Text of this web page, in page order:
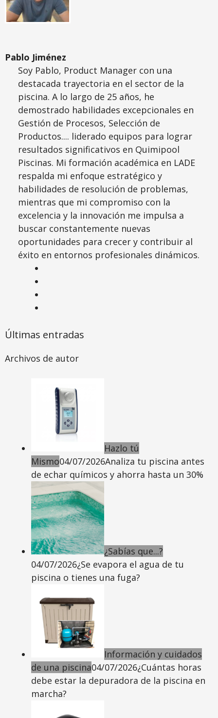
Pablo Jiménez
Soy Pablo, Product Manager con una
destacada trayectoria en el sector de la
piscina. A lo largo de 25 años, he
demostrado habilidades excepcionales en
Gestión de Procesos, Selección de
Productos.... liderado equipos para lograr
resultados significativos en Quimipool
Piscinas. Mi formación académica en LADE
respalda mi enfoque estratégico y
habilidades de resolución de problemas,
mientras que mi compromiso con la
excelencia y la innovación me impulsa a
buscar constantemente nuevas
oportunidades para crecer y contribuir al
éxito en entornos profesionales dinámicos.
Últimas entradas
Archivos de autor
Hazlo tú
Mismo04/07/2026Analiza tu piscina antes
de echar químicos y ahorra hasta un 30%
¿Sabías que...?
04/07/2026¿Se evapora el agua de tu
piscina o tienes una fuga?
Información y cuidados
de una piscina04/07/2026¿Cuántas horas
debe estar la depuradora de la piscina en
marcha?